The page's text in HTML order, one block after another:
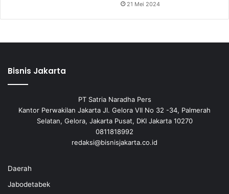
21 Mei 2024
Bisnis Jakarta
PT Satria Naradha Pers
Kantor Perwakilan Jakarta Jl. Gelora VII No 32 -34, Palmerah
Selatan, Gelora, Jakarta Pusat, DKI Jakarta 10270
0811818992
redaksi@bisnisjakarta.co.id
Daerah
Jabodetabek